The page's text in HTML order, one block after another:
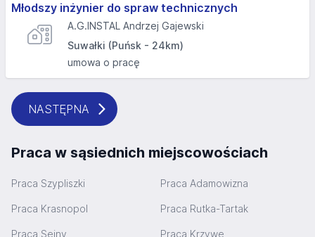
Młodszy inżynier do spraw technicznych
A.G.INSTAL Andrzej Gajewski
Suwałki (Puńsk - 24km)
umowa o pracę
NASTĘPNA
Praca w sąsiednich miejscowościach
Praca Szypliszki Praca Adamowizna
Praca Krasnopol Praca Rutka-Tartak
Praca Sejny Praca Krzywe